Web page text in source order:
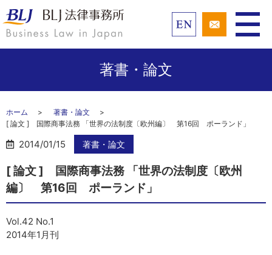
著書・論文
ホーム
著書・論文
[ 論文 ] 国際商事法務 「世界の法制度〔欧州編〕 第16回 ポーランド」
2014/01/15 著書・論文
[ 論文 ] 国際商事法務 「世界の法制度〔欧州
編〕 第16回 ポーランド」
Vol.42 No.1
2014年1月刊